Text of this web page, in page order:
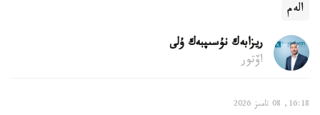
الەم
ريزابەك نۇسىپبەك ۇلى
اۆتور
16:18, 08 تامىز 2026